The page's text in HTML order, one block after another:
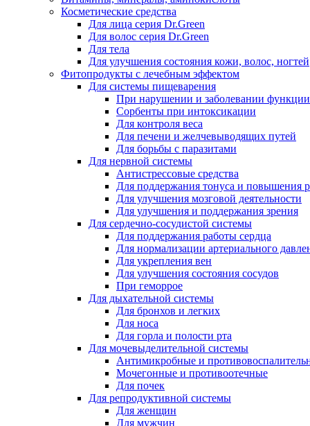
Косметические средства
Для лица серия Dr.Green
Для волос серия Dr.Green
Для тела
Для улучшения состояния кожи, волос, ногтей
Фитопродукты с лечебным эффектом
Для системы пищеварения
При нарушении и заболевании
Сорбенты при интоксикации
Для контроля веса
Для печени и желчевыводящих путей
Для борьбы с паразитами
Для нервной системы
Антистрессовые средства
Для поддержания тонуса и повышения
Для улучшения мозговой деятельности
Для улучшения и поддержания зрения
Для сердечно-сосудистой системы
Для поддержания работы сердца
Для нормализации артериального
Для укрепления вен
Для улучшения состояния сосудов
При геморрое
Для дыхательной системы
Для бронхов и легких
Для носа
Для горла и полости рта
Для мочевыделительной системы
Антимикробные и
Мочегонные и противоотечные
Для почек
Для репродуктивной системы
Для женщин
Для мужчин